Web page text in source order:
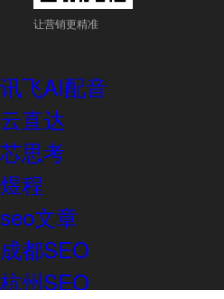
让营销更精准
讯飞AI配音
云直达
芯思考
煜程
seo文章
成都SEO
杭州SEO